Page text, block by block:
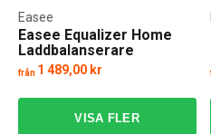
Easee Equalizer Home
Laddbalanserare
Easee
från 1 489,00 kr